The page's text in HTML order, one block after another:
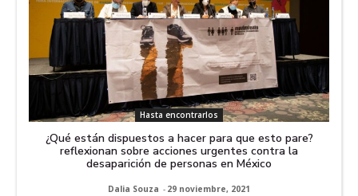
Hasta encontrarlos
¿Qué están dispuestos a hacer para que esto pare?
reflexionan sobre acciones urgentes contra la
desaparición de personas en México
Dalia Souza - 29 noviembre, 2021